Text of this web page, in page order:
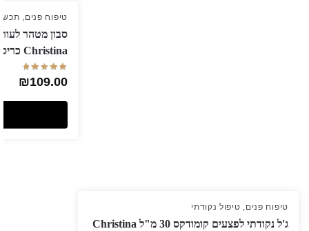
טיפוח פנים, טיפול נקודתי
ג'ל נקודתי לפצעים קומודקס 30 מ"ל Christina
טיפוח פנים,
Christina כריסטינה
₪109.00